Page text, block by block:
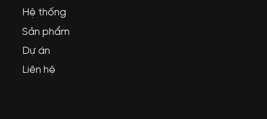
Hệ thống
Sản phẩm
Dự án
Liên hệ